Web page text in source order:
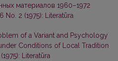
материалов 1960–1972
No. 2 (1975): Literatūra
of a Variant and Psychology
Conditions of Local Tradition
Literatūra